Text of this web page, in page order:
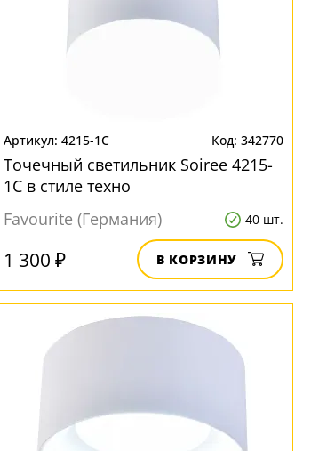
4215-1C 342770
Точечный светильник Soiree 4215-
1C в стиле техно
Favourite (Германия)
40 шт.
1 300 ₽ В КОРЗИНУ